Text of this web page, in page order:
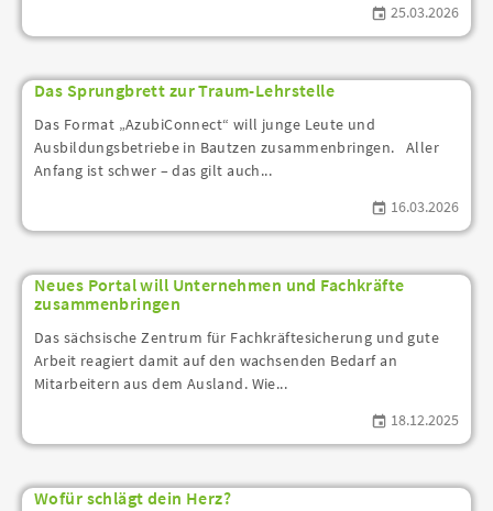
25.03.2026
Das Sprungbrett zur Traum-Lehrstelle
Das Format „AzubiConnect“ will junge Leute und
Ausbildungsbetriebe in Bautzen zusammenbringen. Aller
Anfang ist schwer – das gilt auch...
16.03.2026
Neues Portal will Unternehmen und Fachkräfte
zusammenbringen
Das sächsische Zentrum für Fachkräftesicherung und gute
Arbeit reagiert damit auf den wachsenden Bedarf an
Mitarbeitern aus dem Ausland. Wie...
18.12.2025
Wofür schlägt dein Herz?